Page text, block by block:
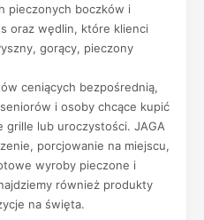
pieczonych boczków i
oraz wędlin, które klienci
gorący, pieczony
ceniących bezpośrednią,
i osoby chcące kupić
grille lub uroczystości. JAGA
porcjowanie na miejscu,
wyroby pieczone i
również produkty
na święta.